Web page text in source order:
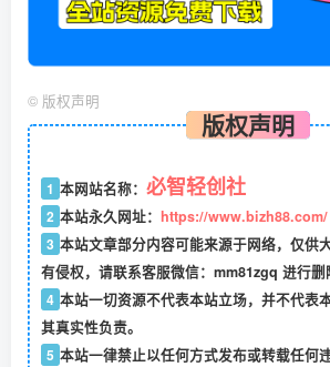
© 版权声明
版权声明
1 本网站名称： 必智轻创社
2 本站永久网址： https://www.bizh88.com/
3 本站文章部分内容可能来源于网络，仅供
有侵权，请联系客服微信：mm81zgq 进行删
4 本站一切资源不代表本站立场，并不代表
其真实性负责。
5 本站一律禁止以任何方式发布或转载任何